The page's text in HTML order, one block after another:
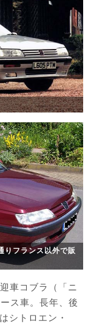
フランス以外で販
車コブラ（「ニ
ス車。長年、後
シトロエン・